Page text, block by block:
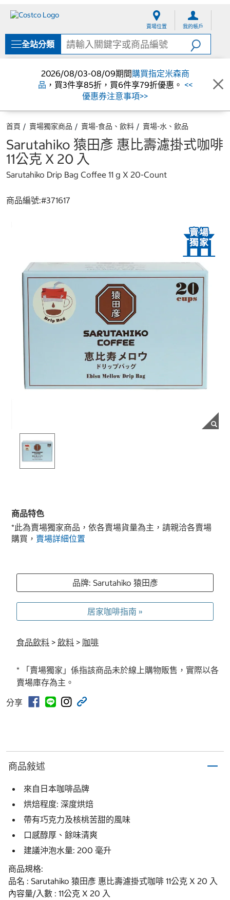
單
賣場位置 我的帳戶
全站分類
2026/08/03-08/09期間購買指定米森商
品 ，買3件享85折，買6件享79折優惠。 <<
優惠券注意事項>>
首頁 賣場獨家商品 賣場-食品、飲料 賣場-水、飲品
Sarutahiko 猿田彥 惠比壽濾掛式咖啡
11公克 X 20 入
Sarutahiko Drip Bag Coffee 11 g X 20-Count
商品編號:#371617
商品特色
*此為賣場獨家商品，依各賣場貨量為主，請親洽各賣場
購買， 賣場詳細位置
品牌: Sarutahiko 猿田彥
居家咖啡指南 »
食品飲料 > 飲料 > 咖啡
* 「賣場獨家」係指該商品未於線上購物販售，實際以各
賣場庫存為主。
分享
商品敍述
來自日本咖啡品牌
烘焙程度: 深度烘焙
帶有巧克力及核桃苦甜的風味
口感醇厚、餘味清爽
建議沖泡水量: 200 毫升
商品規格:
品名 : Sarutahiko 猿田彥 惠比壽濾掛式咖啡 11公克 X 20 入
內容量/入數 : 11公克 X 20 入